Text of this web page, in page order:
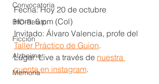
Convocatoria
BIO-Relato
Ficción
Alzheimer
Memoria
Fecha: Hoy 20 de octubre
Hora: 6 pm (Col)
Invitado: Álvaro Valencia, profe del
Taller Práctico de Guion.
Lugar: Live a través de nuestra
cuenta en instagram.